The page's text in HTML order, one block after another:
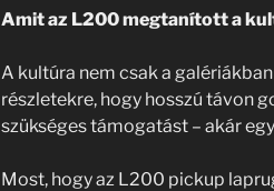
Amit az L200 megtanított a
A kultúra nem csak a
részletekre, hogy hosszú távon
szükséges támogatást – akár
Most, hogy az L200 pickup